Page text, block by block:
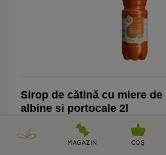
Sirop de cătină cu miere de
albine si portocale 2l
122 LEIMAGAZIN COŞ